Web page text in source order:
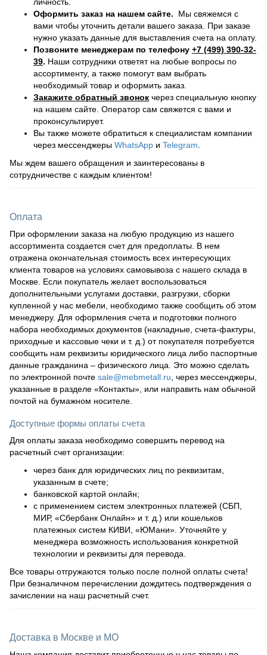
Оформить заказ на нашем сайте. Мы свяжемся с
вами чтобы уточнить детали вашего заказа. При заказе
нужно указать данные для выставления счета на оплату.
Позвоните менеджерам по телефону +7 (499) 390-32-
39. Наши сотрудники ответят на любые вопросы по
ассортименту, а также помогут вам выбрать
необходимый товар и оформить заказ.
Закажите обратный звонок через специальную кнопку
на нашем сайте. Оператор сам свяжется с вами и
проконсультирует.
Вы также можете обратиться к специалистам компании
через мессенджеры WhatsApp и Telegram
Мы ждем вашего обращения и заинтересованы в
сотрудничестве с каждым клиентом!
Оплата
При оформлении заказа на любую продукцию из нашего
ассортимента создается счет для предоплаты. В нем
отражена окончательная стоимость всех интересующих
клиента товаров на условиях самовывоза с нашего склада в
Москве. Если покупатель желает воспользоваться
дополнительными услугами доставки, разгрузки, сборки
купленной у нас мебели, необходимо также сообщить об этом
менеджеру. Для оформления счета и подготовки полного
набора необходимых документов (накладные, счета-фактуры,
приходные и кассовые чеки и т. д.) от покупателя потребуется
сообщить нам реквизиты юридического лица либо паспортные
данные гражданина – физического лица. Это можно сделать
по электронной почте sale@mebmetall.ru , через мессенджеры,
указанные в разделе «Контакты», или направить нам обычной
почтой на бумажном носителе.
Доступные формы оплаты счета
Для оплаты заказа необходимо совершить перевод на
расчетный счет организации:
через банк для юридических лиц по реквизитам,
указанным в счете;
банковской картой онлайн;
с применением систем электронных платежей (СБП,
МИР, «Сбербанк Онлайн» и т. д.) или кошельков
платежных систем КИВИ, «ЮМани». Уточняйте у
менеджера возможность использования конкретной
технологии и реквизиты для перевода.
Все товары отгружаются только после полной оплаты счета!
При безналичном перечислении дождитесь подтверждения о
зачислении на наш расчетный счет.
Доставка в Москве и МО